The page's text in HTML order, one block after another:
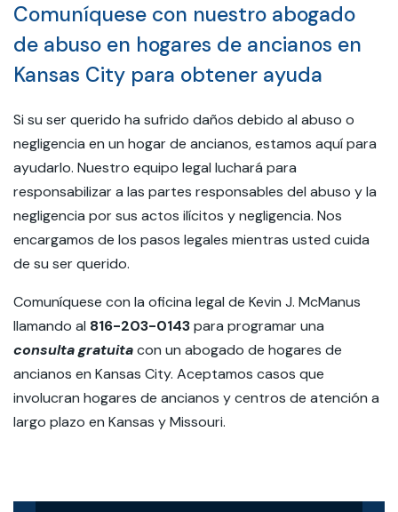
Comuníquese con nuestro abogado
de abuso en hogares de ancianos en
Kansas City para obtener ayuda
Si su ser querido ha sufrido daños debido al abuso o
negligencia en un hogar de ancianos, estamos aquí para
ayudarlo. Nuestro equipo legal luchará para
responsabilizar a las partes responsables del abuso y la
negligencia por sus actos ilícitos y negligencia. Nos
encargamos de los pasos legales mientras usted cuida
de su ser querido.
Comuníquese con la oficina legal de Kevin J. McManus
llamando al 816-203-0143para programar una
consulta gratuitacon un abogado de hogares de
ancianos en Kansas City. Aceptamos casos que
involucran hogares de ancianos y centros de atención a
largo plazo en Kansas y Missouri.